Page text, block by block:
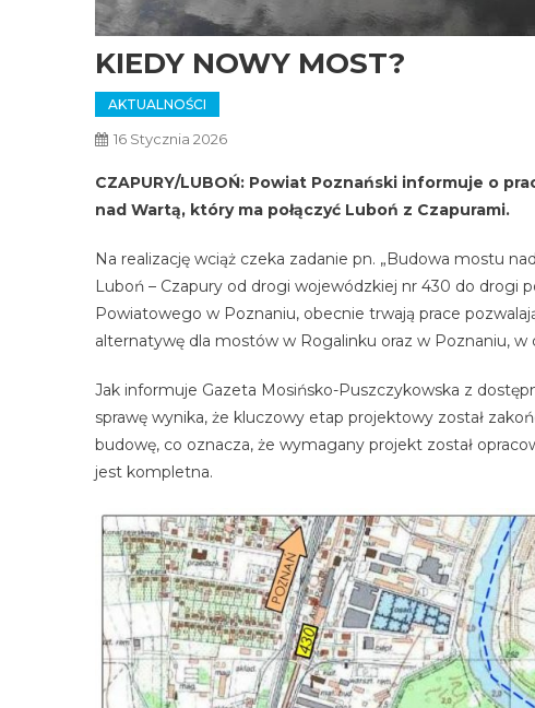
KIEDY NOWY MOST?
AKTUALNOŚCI
16 Stycznia 2026
CZAPURY/LUBOŃ: Powiat Poznański informuje o
nad Wartą, który ma połączyć Luboń z Czapurami.
Na realizację wciąż czeka zadanie pn. „Budowa mostu
Luboń – Czapury od drogi wojewódzkiej nr 430 do drogi
Powiatowego w Poznaniu, obecnie trwają prace
alternatywę dla mostów w Rogalinku oraz w Poznaniu,
Jak informuje Gazeta Mosińsko-Puszczykowska z
sprawę wynika, że kluczowy etap projektowy został
budowę, co oznacza, że wymagany projekt został
jest kompletna.